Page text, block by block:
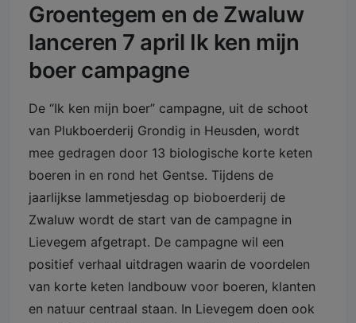
Groentegem en de Zwaluw
lanceren 7 april Ik ken mijn
boer campagne
De “Ik ken mijn boer” campagne, uit de schoot
van Plukboerderij Grondig in Heusden, wordt
mee gedragen door 13 biologische korte keten
boeren in en rond het Gentse. Tijdens de
jaarlijkse lammetjesdag op bioboerderij de
Zwaluw wordt de start van de campagne in
Lievegem afgetrapt. De campagne wil een
positief verhaal uitdragen waarin de voordelen
van korte keten landbouw voor boeren, klanten
en natuur centraal staan. In Lievegem doen ook